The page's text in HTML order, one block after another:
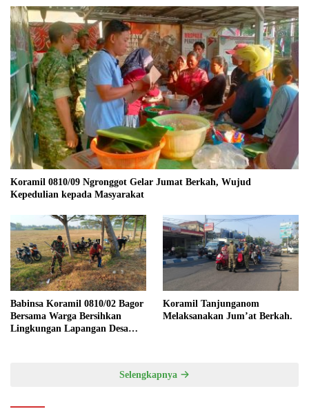
Koramil 0810/09 Ngronggot Gelar Jumat Berkah, Wujud
Kepedulian kepada Masyarakat
Babinsa Koramil 0810/02 Bagor
Bersama Warga Bersihkan
Lingkungan Lapangan Desa
Koramil Tanjunganom
Melaksanakan Jum’at Berkah.
Selengkapnya